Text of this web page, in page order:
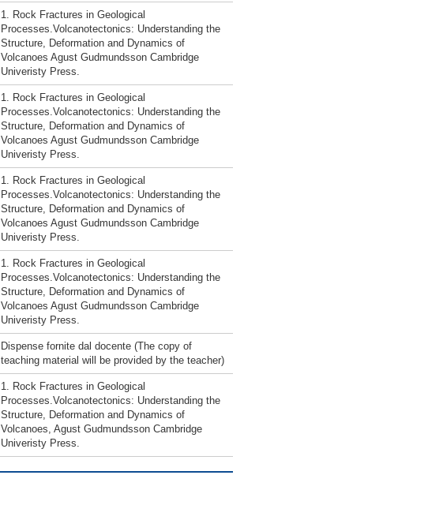
1. Rock Fractures in Geological
Processes.Volcanotectonics: Understanding the
Structure, Deformation and Dynamics of
Volcanoes Agust Gudmundsson Cambridge
Univeristy Press.
1. Rock Fractures in Geological
Processes.Volcanotectonics: Understanding the
Structure, Deformation and Dynamics of
Volcanoes Agust Gudmundsson Cambridge
Univeristy Press.
1. Rock Fractures in Geological
Processes.Volcanotectonics: Understanding the
Structure, Deformation and Dynamics of
Volcanoes Agust Gudmundsson Cambridge
Univeristy Press.
1. Rock Fractures in Geological
Processes.Volcanotectonics: Understanding the
Structure, Deformation and Dynamics of
Volcanoes Agust Gudmundsson Cambridge
Univeristy Press.
Dispense fornite dal docente (The copy of
teaching material will be provided by the teacher)
1. Rock Fractures in Geological
Processes.Volcanotectonics: Understanding the
Structure, Deformation and Dynamics of
Volcanoes, Agust Gudmundsson Cambridge
Univeristy Press.